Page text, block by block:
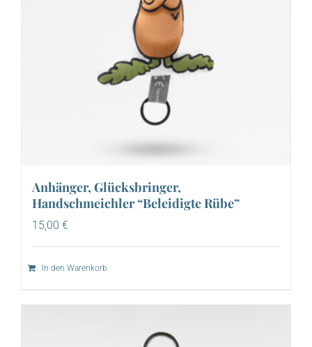
Anhänger, Glücksbringer,
Handschmeichler “Beleidigte Rübe”
15,00 €
In den Warenkorb